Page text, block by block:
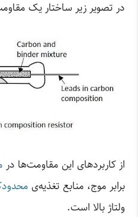
در تصویر زیر ساختار یک
از کاربردهای این مقاومت‌ها در
برابر موج، منابع تغذیه‌ی
ولتاژ بالا است.